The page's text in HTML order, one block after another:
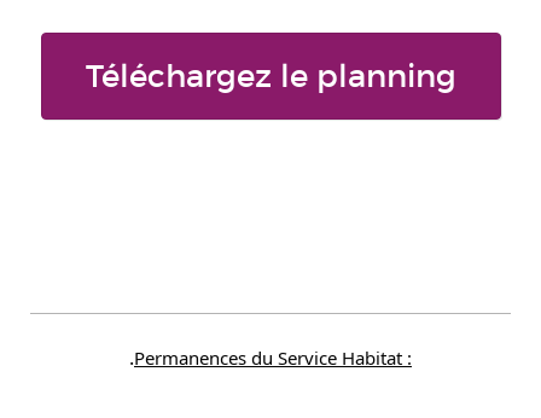
Téléchargez le planning
.Permanences du Service Habitat :